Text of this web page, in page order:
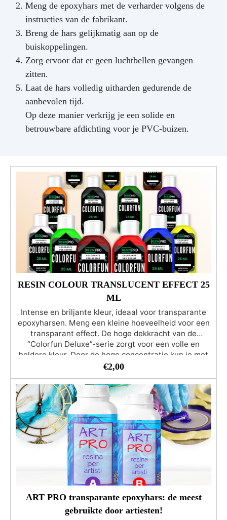
Meng de epoxyhars met de verharder volgens de
instructies van de fabrikant.
Breng de hars gelijkmatig aan op de
buiskoppelingen.
Zorg ervoor dat er geen luchtbellen gevangen
zitten.
Laat de hars volledig uitharden gedurende de
aanbevolen tijd.
Op deze manier verkrijg je een solide en
betrouwbare afdichting voor je PVC-buizen.
RESIN COLOUR TRANSLUCENT EFFECT 25
ML
Intense en briljante kleur, ideaal voor transparante
epoxyharsen. Meng een kleine hoeveelheid voor een
transparant effect. De hoge dekkracht van de
“Colorfun Deluxe”-serie zorgt voor een volle en
heldere kleur. Door de hoge concentratie kun je met
slechts een paar druppels een dekkende kleur
krijgen. Geschikt om de producten van de RESIN
PRO-serie te kleuren. Het aanbevolen percentage
kleurpigment ten opzichte van de totale hoeveelheid
hars varieert van 1% (transparant effect) tot 5%
(voor intense en dekkende kleuren). Gebruik niet
meer dan 5% kleurstof van de totale harsmassa!
Dierproefvrij, Veganistisch Vriendelijk
€2,00
ART PRO transparante epoxyhars: de meest
gebruikte door artiesten!